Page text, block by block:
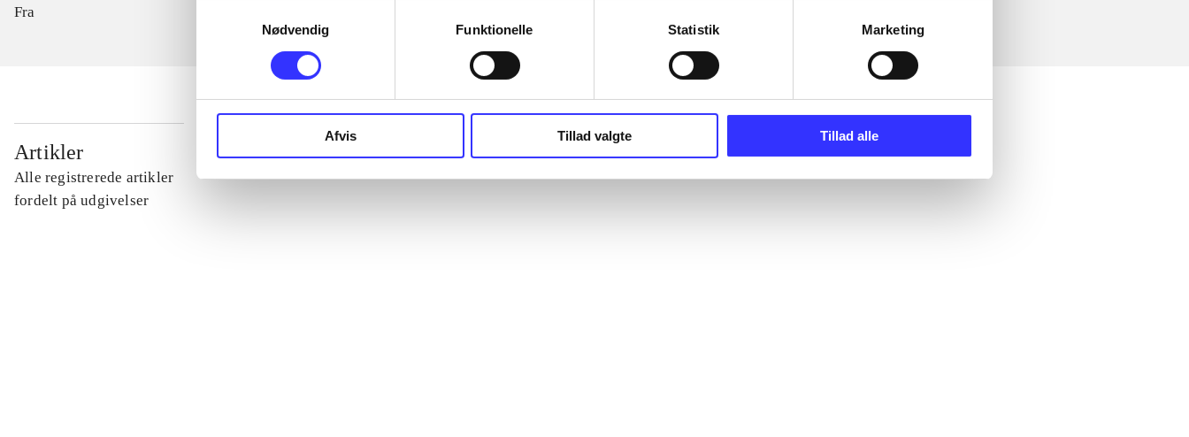
Nødvendig
Funktionelle Statistik Marketing
Afvis Tillad valgte Tillad alle
Fra
Artikler
Alle registrerede artikler
fordelt på udgivelser